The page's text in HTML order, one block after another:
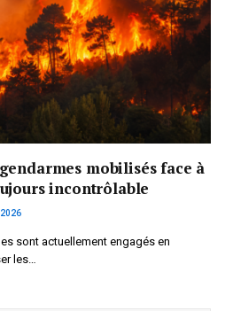
mobilisés face à
incontrôlable
sont actuellement engagés en
les…